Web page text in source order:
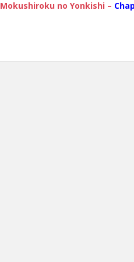
Mokushiroku no Yonkishi –